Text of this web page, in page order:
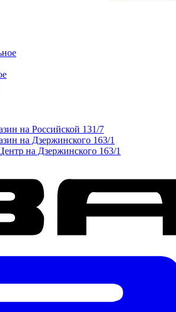
на Российской 131/7
на Дзержинского 163/1
на Дзержинского 163/1